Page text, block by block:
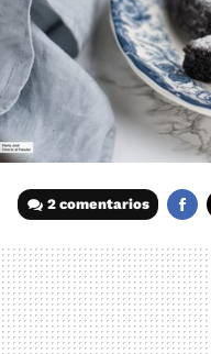
2 comentarios